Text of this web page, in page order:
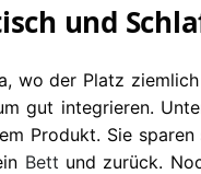
und
wo der Platz
gut integrieren.
Produkt. Sie
Bett und zurück.